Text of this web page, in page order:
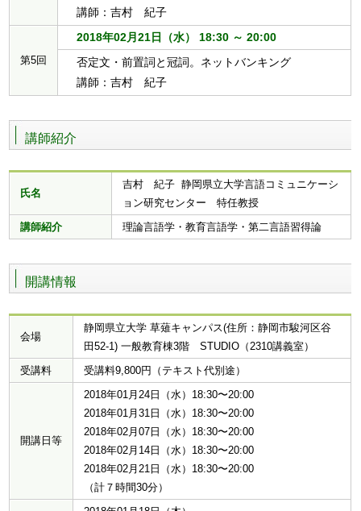
講師：吉村 紀子
第5回
2018年02月21日（水） 18:30 ～ 20:00
否定文・前置詞と冠詞。ネットバンキング
講師：吉村 紀子
講師紹介
氏名
吉村 紀子 静岡県立大学言語コミュニケーシ
ョン研究センター 特任教授
講師紹介
理論言語学・教育言語学・第二言語習得論
開講情報
会場
静岡県立大学 草薙キャンパス(住所：静岡市駿河区谷
田52-1) 一般教育棟3階 STUDIO（2310講義室）
受講料
受講料9,800円（テキスト代別途）
開講日等
2018年01月24日（水）18:30〜20:00
2018年01月31日（水）18:30〜20:00
2018年02月07日（水）18:30〜20:00
2018年02月14日（水）18:30〜20:00
2018年02月21日（水）18:30〜20:00
（計７時間30分）